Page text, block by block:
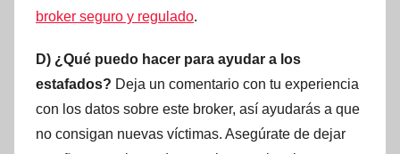
broker seguro y regulado.
D) ¿Qué puedo hacer para ayudar a los
estafados? Deja un comentario con tu experiencia
con los datos sobre este broker, así ayudarás a que
no consigan nuevas víctimas. Asegúrate de dejar